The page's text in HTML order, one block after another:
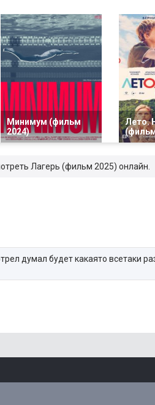
Минимум (фильм
2024)
Лето.
Лагерь (фильм 2025) онлайн.
думал будет какаято всетаки